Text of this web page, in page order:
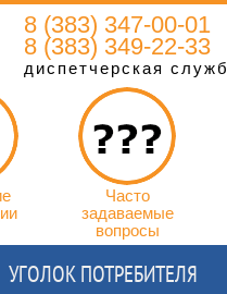
8 (383) 347-00-01
8 (383) 349-22-33
диспетчерская
Часто
задаваемые
вопросы
УГОЛОК ПОТРЕБИТЕЛЯ